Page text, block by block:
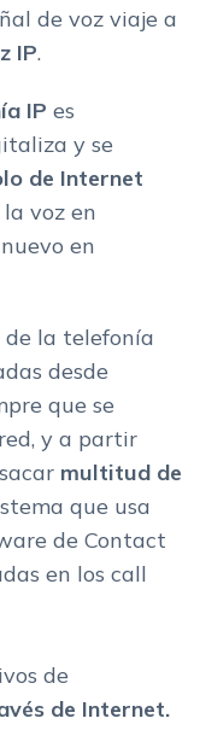
de voz viaje a
IP.
IP es
y se
de Internet
voz en
en
de la telefonía
desde
que se
y a partir
multitud de
que usa
de Contact
en los call
de
de Internet.